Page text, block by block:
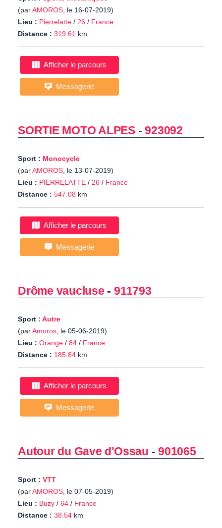
(parAMOROS, le 16-07-2019)
Lieu : Pierrelatte / 26 / France
Distance : 319.61 km
Afficher le parcours
Messagerie
SORTIE MOTO ALPES -923092
Sport : Monocycle
(parAMOROS, le 13-07-2019)
Lieu : PIERRELATTE / 26 / France
Distance : 547.08 km
Afficher le parcours
Messagerie
Drôme vaucluse -911793
Sport : Autre
(parAmoros, le 05-06-2019)
Lieu : Orange / 84 / France
Distance : 185.84 km
Afficher le parcours
Messagerie
Autour du Gave d'Ossau -901065
Sport : VTT
(parAMOROS, le 07-05-2019)
Lieu : Buzy / 64 / France
Distance : 38.54 km